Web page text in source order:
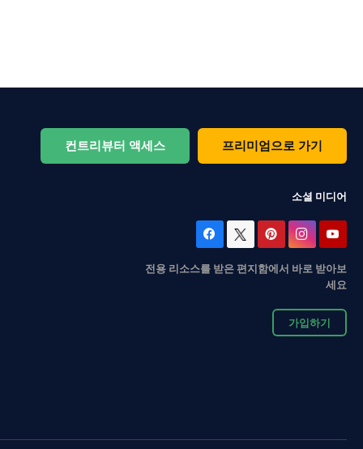
컨트리뷰터 액세스 프리미엄으로 가기
소셜 미디어
전용 리소스를 받은 편지함에서 바로 받아보
세요
가입하기